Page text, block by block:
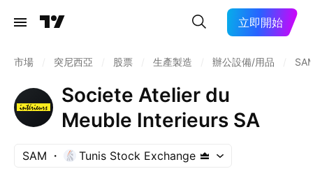
立即開始
市場 突尼西亞 股票 生產製造 辦公設備/用品
Societe Atelier du
Meuble Interieurs SA
SAM Tunis Stock Exchange